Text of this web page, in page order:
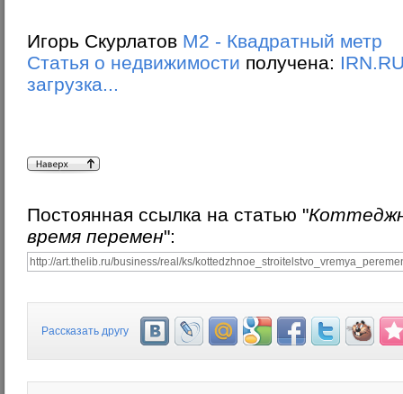
Игорь Скурлатов М2 - Квадратный метр
Статья о недвижимости получена:
загрузка...
Постоянная ссылка на статью "
время перемен":
Рассказать другу